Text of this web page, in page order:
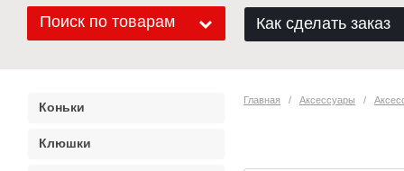
Поиск по товарам Как сделать заказ
Главная
   /
Аксессуары
   /
Коньки
Клюшки